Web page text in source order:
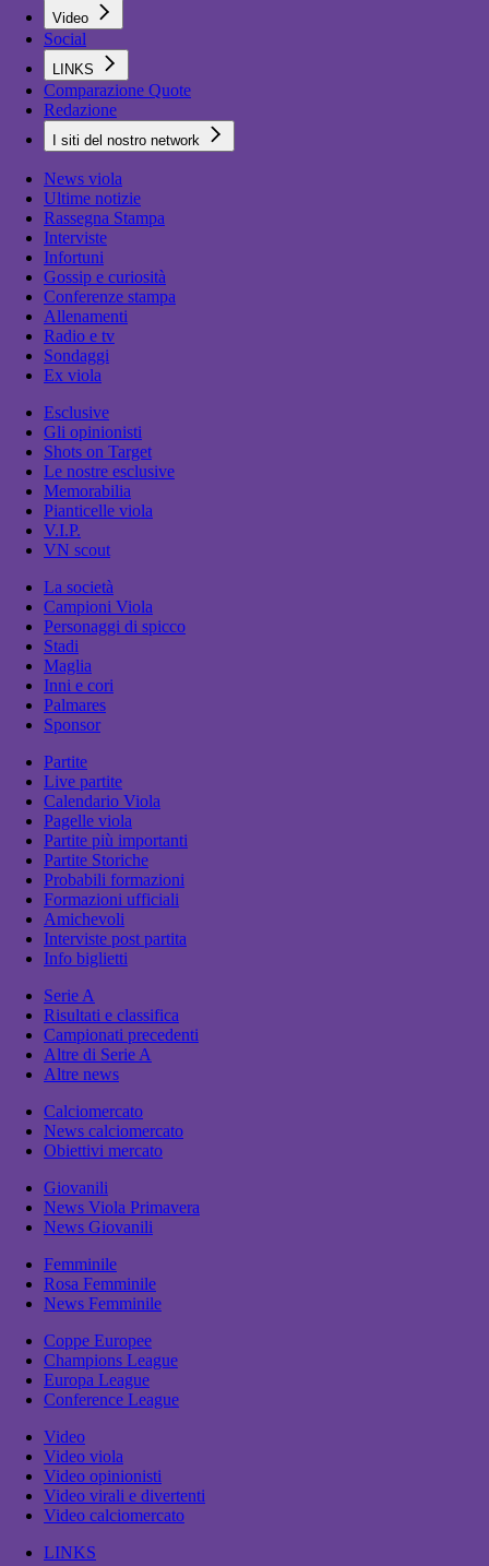
Video
Social
LINKS
Comparazione Quote
Redazione
I siti del nostro network
News viola
Ultime notizie
Rassegna Stampa
Interviste
Infortuni
Gossip e curiosità
Conferenze stampa
Allenamenti
Radio e tv
Sondaggi
Ex viola
Esclusive
Gli opinionisti
Shots on Target
Le nostre esclusive
Memorabilia
Pianticelle viola
V.I.P.
VN scout
La società
Campioni Viola
Personaggi di spicco
Stadi
Maglia
Inni e cori
Palmares
Sponsor
Partite
Live partite
Calendario Viola
Pagelle viola
Partite più importanti
Partite Storiche
Probabili formazioni
Formazioni ufficiali
Amichevoli
Interviste post partita
Info biglietti
Serie A
Risultati e classifica
Campionati precedenti
Altre di Serie A
Altre news
Calciomercato
News calciomercato
Obiettivi mercato
Giovanili
News Viola Primavera
News Giovanili
Femminile
Rosa Femminile
News Femminile
Coppe Europee
Champions League
Europa League
Conference League
Video
Video viola
Video opinionisti
Video virali e divertenti
Video calciomercato
LINKS